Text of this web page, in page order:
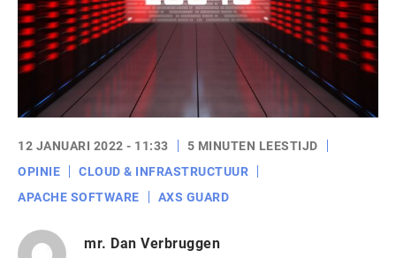
12 JANUARI 2022 - 11:33
5 MINUTEN LEESTIJD
OPINIE
CLOUD & INFRASTRUCTUUR
APACHE SOFTWARE
AXS GUARD
mr. Dan Verbruggen